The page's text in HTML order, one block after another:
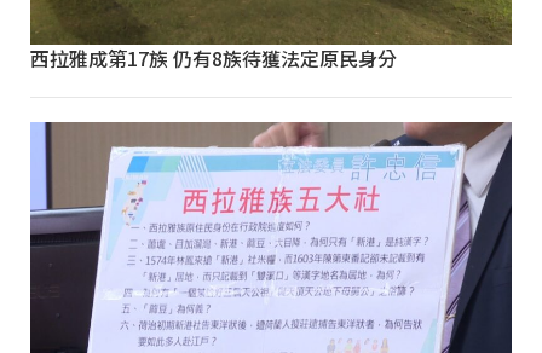
西拉雅成第17族 仍有8族待獲法定原民身分